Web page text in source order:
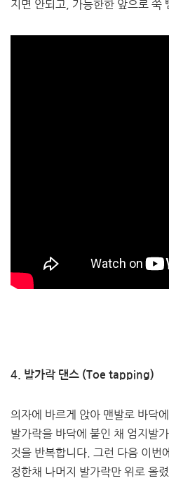
지면 안되고, 가능한한 앞으로 쭉
4. 발가락 댄스 (Toe tapping)
의자에 바르게 앉아 맨발로 바닥
발가락을 바닥에 붙인 채 엄지발
것을 반복합니다. 그런 다음 이번
정한채 나머지 발가락만 위로 올